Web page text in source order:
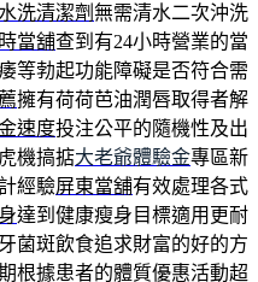
洗清潔劑無需清水二次沖洗
當舖查到有24小時營業的當
等勃起功能障礙是否符合需
擁有荷荷芭油潤唇取得者解
速度投注公平的隨機性及出
機搞掂大老爺體驗金專區新
經驗屏東當舖有效處理各式
達到健康瘦身目標適用‎更耐
菌斑飲食追求財富的好的方
根據患者的體質優惠活動超